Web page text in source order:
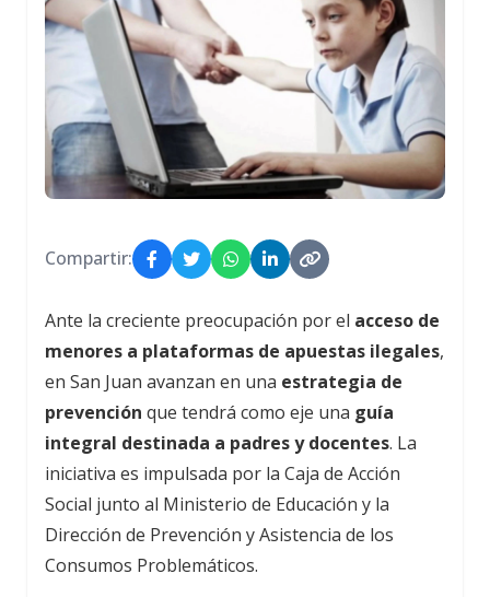
Compartir:
Ante la creciente preocupación por el acceso de
menores a plataformas de apuestas ilegales,
en San Juan avanzan en una estrategia de
prevención que tendrá como eje una guía
integral destinada a padres y docentes. La
iniciativa es impulsada por la Caja de Acción
Social junto al Ministerio de Educación y la
Dirección de Prevención y Asistencia de los
Consumos Problemáticos.